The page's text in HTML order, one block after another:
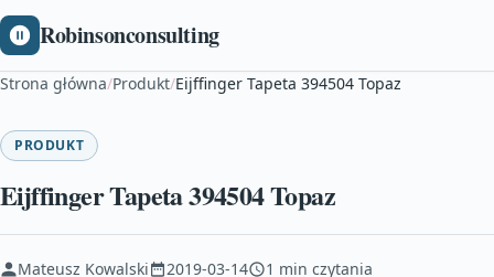
Robinsonconsulting
Strona główna/Produkt/Eijffinger Tapeta 394504 Topaz
PRODUKT
Eijffinger Tapeta 394504 Topaz
Mateusz Kowalski 2019-03-14 1 min czytania